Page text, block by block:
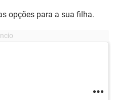
opções para a sua filha.